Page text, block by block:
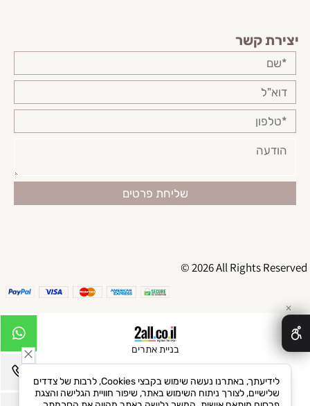
יצירת קשר
© 2026 All Rights Reserved
בניית אתרים
✕
לידיעתך, באתרנו נעשה שימוש בקבצי Cookies, לרבות של צדדים
שלישיים, לצורך ניתוח השימוש באתר, שיפור חוויית הגלישה והצגת